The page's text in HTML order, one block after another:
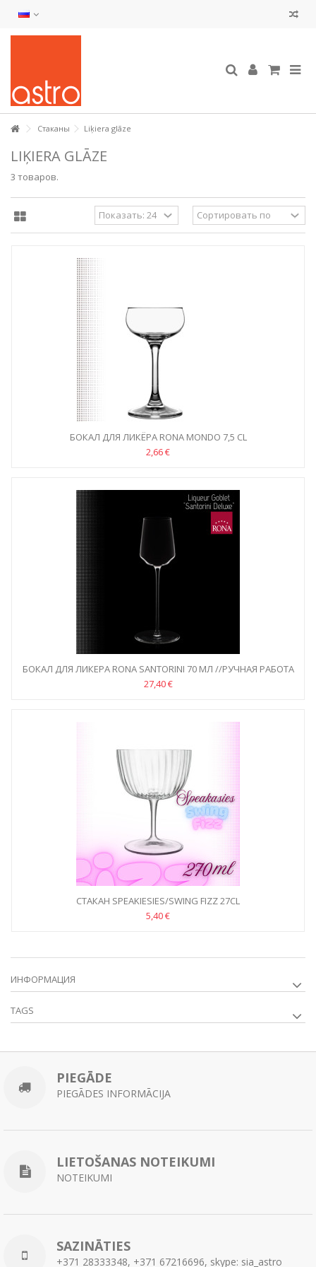
Стаканы Liķiera glāze
LIĶIERA GLĀZE
3 товаров.
БОКАЛ ДЛЯ ЛИКЁРА RONA MONDO 7,5 CL
2,66 €
БОКАЛ ДЛЯ ЛИКЕРА RONA SANTORINI 70 МЛ //РУЧНАЯ РАБОТА
27,40 €
СТАКАН SPEAKIESIES/SWING FIZZ 27CL
5,40 €
ИНФОРМАЦИЯ
TAGS
PIEGĀDE
PIEGĀDES INFORMĀCIJA
LIETOŠANAS NOTEIKUMI
NOTEIKUMI
SAZINĀTIES
+371 28333348, +371 67216696, skype: sia_astro